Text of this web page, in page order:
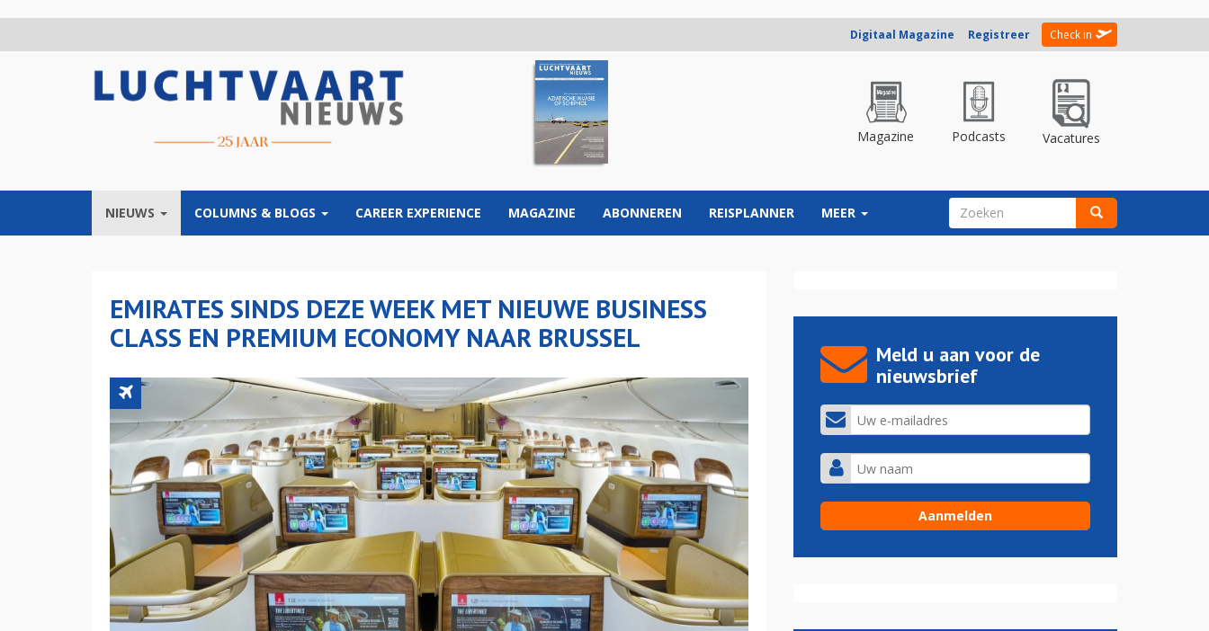
Digitaal Magazine Registreer Check in
Magazine Podcasts Vacatures
NIEUWS COLUMNS & BLOGS CAREER EXPERIENCE MAGAZINE ABONNEREN REISPLANNER MEER ZOEKVELD
EMIRATES SINDS DEZE WEEK MET NIEUWE BUSINESS
CLASS EN PREMIUM ECONOMY NAAR BRUSSEL
Meld u aan voor de
nieuwsbrief